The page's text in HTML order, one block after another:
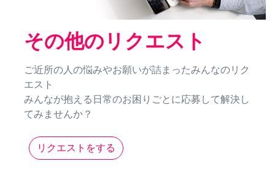
その他のリクエスト
ご近所の人の悩みやお願いが詰まったみんなのリク
エスト
みんなが抱える日常のお困りごとに応募して解決し
てみませんか？
リクエストをする